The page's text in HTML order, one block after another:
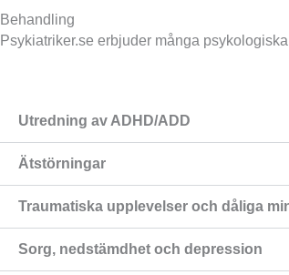
Behandling
Psykiatriker.se erbjuder många
Utredning av ADHD/ADD
Ätstörningar
Traumatiska upplevelser och dåliga
Sorg, nedstämdhet och depression